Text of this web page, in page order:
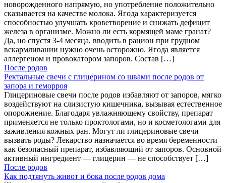
новорожденного напрямую, но употребление положительно
сказывается на качестве молока. Ягода характеризуется
способностью улучшать кроветворение и снижать дефицит
железа в организме. Можно ли есть кормящей маме гранат?
Да, но спустя 3-4 месяца, вводить в рацион при грудном
вскармливании нужно очень осторожно. Ягода является
аллергеном и провокатором запоров. Состав […]
После родов
Ректальные свечи с глицерином со швами после родов от
запора и геморроя
Глицериновые свечи после родов избавляют от запоров, мягко
воздействуют на слизистую кишечника, вызывая естественное
опорожнение. Благодаря увлажняющему свойству, препарат
применяется не только проктологами, но и косметологами для
заживления кожных ран. Могут ли глицериновые свечи
вызвать роды? Лекарство назначается во время беременности
как безопасный препарат, избавляющий от запоров. Основной
активный ингредиент — глицерин — не способствует […]
После родов
Как подтянуть живот и бока после родов дома